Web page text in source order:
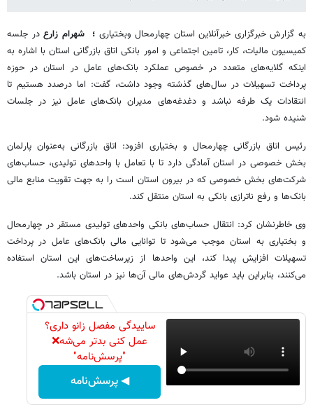
به گزارش خبرگزاری خبرآنلاین استان چهارمحال وبختیاری ؛ شهرام زارعدر جلسه
کمیسیون مالیات، کار، تامین اجتماعی و امور بانکی اتاق بازرگانی استان با اشاره به
اینکه گلایه‌های متعدد در خصوص عملکرد بانک‌های عامل در استان در حوزه
پرداخت تسهیلات در سال‌های گذشته وجود داشت، گفت: اما درصدد هستیم تا
انتقادات یک طرفه نباشد و دغدغه‌های مدیران بانک‌های عامل نیز در جلسات
شنیده شود.
رئیس اتاق بازرگانی چهارمحال و بختیاری افزود: اتاق بازرگانی به‌عنوان پارلمان
بخش خصوصی در استان آمادگی دارد تا با تعامل با واحدهای تولیدی، حساب‌های
شرکت‌های بخش خصوصی که در بیرون استان است را به جهت تقویت منابع مالی
بانک‌ها و رفع ناترازی بانکی به استان منتقل کند.
وی خاطرنشان کرد: انتقال حساب‌های بانکی واحدهای تولیدی مستقر در چهارمحال
و بختیاری به استان موجب می‌شود تا توانایی مالی بانک‌های عامل در پرداخت
تسهیلات افزایش پیدا کند، این واحدها از زیرساخت‌های این استان استفاده
می‌کنند، بنابراین باید عواید گردش‌های مالی آن‌ها نیز در استان باشد.
ساییدگی مفصل زانو داری؟
عمل کنی بدتر می‌شه❌
"پرسش‌نامه"
◀ پرسش‌نامه